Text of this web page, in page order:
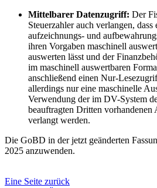
Mittelbarer Datenzugriff: Der
Steuerzahler auch verlangen,
aufzeichnungs- und
ihren Vorgaben maschinell
auswerten lässt und der
im maschinell auswertbaren
anschließend einen Nur-
allerdings nur eine maschinelle
Verwendung der im DV-System
beauftragten Dritten
verlangt werden.
Die GoBD in der jetzt geänderten
2025 anzuwenden.
Eine Seite zurück